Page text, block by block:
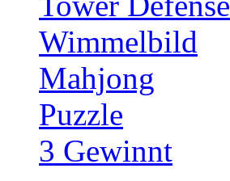
Wimmelbild
Mahjong
Puzzle
3 Gewinnt